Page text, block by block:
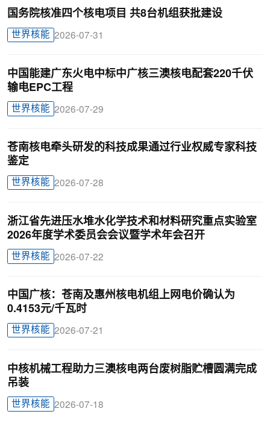
国务院核准四个核电项目 共8台机组获批建设
世界核能 2026-07-31
中国能建广东火电中标中广核三澳核电配套220千伏
输电EPC工程
世界核能 2026-07-29
苍南核电牵头研发的科技成果通过行业权威专家科技
鉴定
世界核能 2026-07-28
浙江省先进压水堆水化学技术和材料研究重点实验室
2026年度学术委员会会议暨学术年会召开
世界核能 2026-07-22
中国广核：苍南及惠州核电机组上网电价确认为
0.4153元/千瓦时
世界核能 2026-07-21
中核机械工程助力三澳核电两台废树脂贮槽圆满完成
吊装
世界核能 2026-07-18